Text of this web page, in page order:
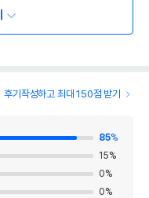
후기작성하고 최대 150점 받기
85%
15%
0%
0%